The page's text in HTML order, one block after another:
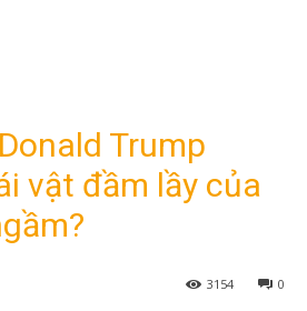
Trump
vật đầm lầy của
0
3154